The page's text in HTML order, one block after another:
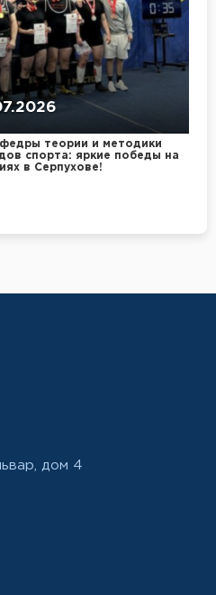
теории и методики
спорта: яркие победы на
в Серпухове!
дом 4